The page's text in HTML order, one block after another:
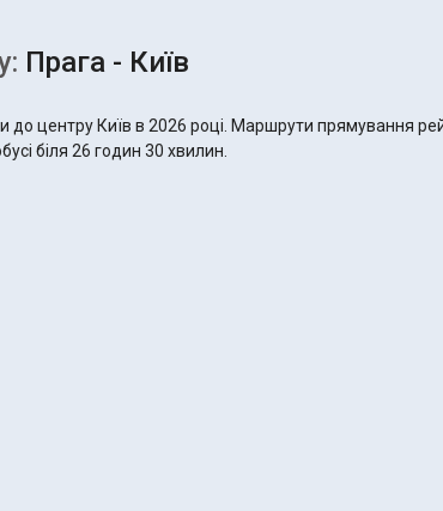
Прага - Київ
до центру Київ в 2026 році. Маршрути прямування
біля 26 годин 30 хвилин.